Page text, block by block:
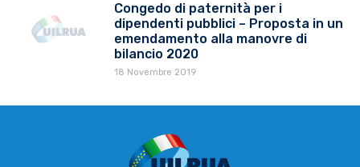
Congedo di paternità per i
dipendenti pubblici – Proposta in un
emendamento alla manovre di
bilancio 2020
18 Novembre 2019